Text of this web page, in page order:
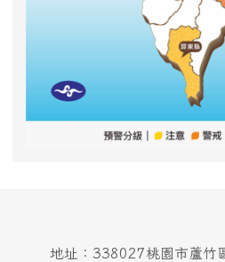
地址：338027桃園市蘆竹